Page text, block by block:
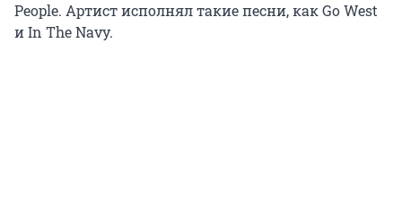
People. Артист исполнял такие песни, как Go West
и In The Navy.